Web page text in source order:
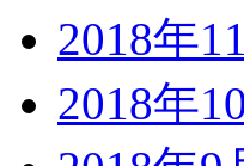
2018年
2018年